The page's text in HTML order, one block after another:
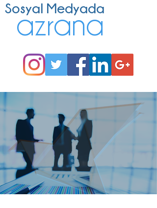
Sosyal Medyada
azrana